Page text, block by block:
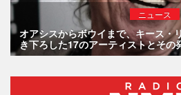
ニュース
オアシスからボウイまで、キース・
き下ろした17のアーティストとその